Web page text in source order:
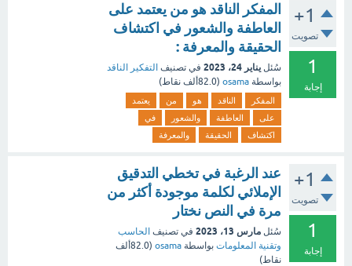
+1
تصويت
1
إجابة
المفكر الناقد هو من يعتمد على
العاطفة والشعور في اكتشاف
الحقيقة والمعرفة :
سُئل يناير 24، 2023 في تصنيف التفكير الناقد
بواسطة osama
(82.0ألف نقاط)
المفكر الناقد هو من
يعتمد
على
العاطفة والشعور
في
اكتشاف
الحقيقة والمعرفة
+1
تصويت
1
إجابة
عند الرغبة في تخطي التدقيق
الإملائي لكلمة موجودة أكثر من
مرة في النص نختار
سُئل مارس 13، 2023 في تصنيف الحاسب
وتقنية المعلومات بواسطة osama
(82.0ألف
نقاط)